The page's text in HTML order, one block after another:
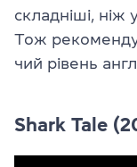
складніші, ніж
Тож
чий рівень
Shark Tale